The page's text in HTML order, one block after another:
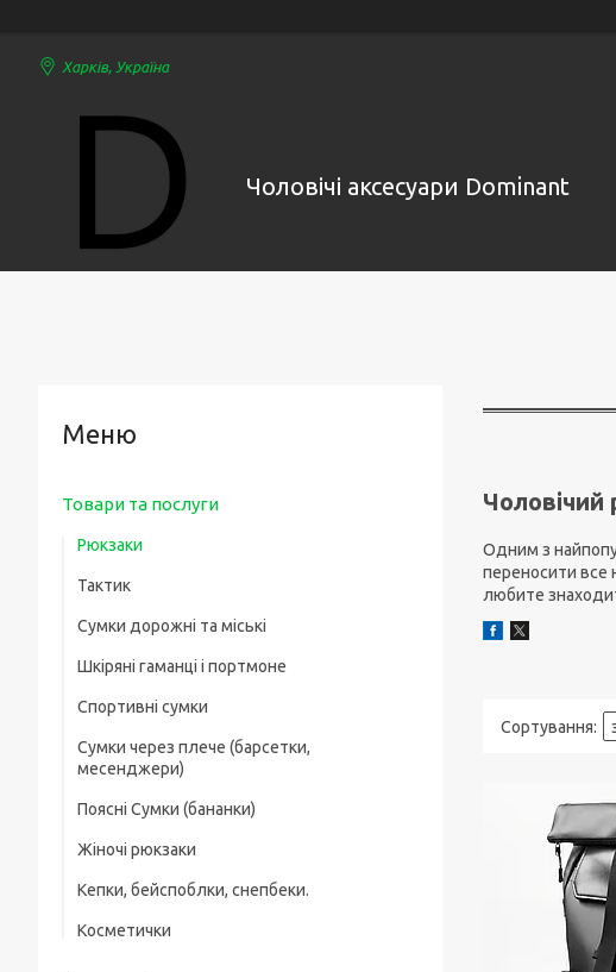
Харків, Україна
Чоловічі аксесуари Dominant
Чоловічий
Одним з
переносити все
любите
Товари та послуги
Рюкзаки
Тактик
Сумки дорожні та міські
Шкіряні гаманці і портмоне
Зажим для грошей
Спортивні сумки
Сумки через плече (барсетки,
месенджери)
Поясні Сумки (бананки)
Жіночі рюкзаки
Кепки, бейспоблки, снепбеки.
Косметички